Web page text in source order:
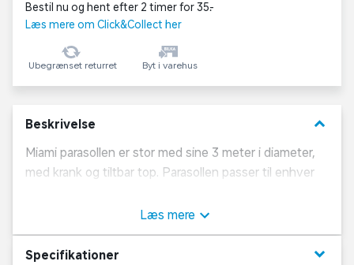
Bestil nu og hent efter 2 timer for 35,-
Læs mere om Click&Collect her
Ubegrænset returret Byt i varehus
Beskrivelse keyboard_arrow_down
Miami parasollen er stor med sine 3 meter i diameter,
med krank og tiltbar top. Parasollen passer til enhver
lavet i 180g/m^2 dild grøn polyester.
Stok i sort aluminium Ø48 mm
Læs mere
Specifikationer keyboard_arrow_down